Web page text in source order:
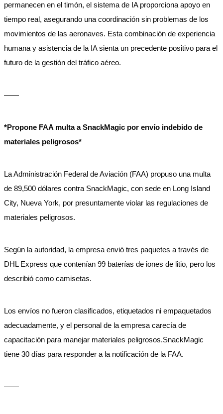
permanecen en el timón, el sistema de IA proporciona apoyo en
tiempo real, asegurando una coordinación sin problemas de los
movimientos de las aeronaves. Esta combinación de experiencia
humana y asistencia de la IA sienta un precedente positivo para el
futuro de la gestión del tráfico aéreo.
——
*Propone FAA multa a SnackMagic por envío indebido de
materiales peligrosos*
La Administración Federal de Aviación (FAA) propuso una multa
de 89,500 dólares contra SnackMagic, con sede en Long Island
City, Nueva York, por presuntamente violar las regulaciones de
materiales peligrosos.
Según la autoridad, la empresa envió tres paquetes a través de
DHL Express que contenían 99 baterías de iones de litio, pero los
describió como camisetas.
Los envíos no fueron clasificados, etiquetados ni empaquetados
adecuadamente, y el personal de la empresa carecía de
capacitación para manejar materiales peligrosos.SnackMagic
tiene 30 días para responder a la notificación de la FAA.
——